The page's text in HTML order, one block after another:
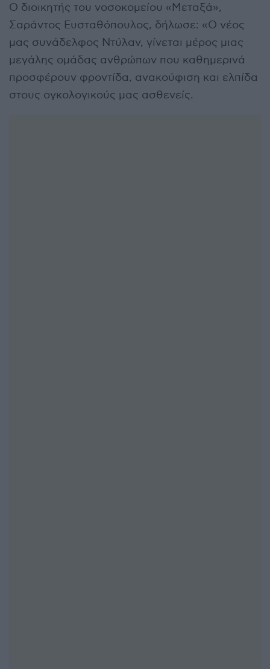
Ο διοικητής του νοσοκομείου «Μεταξά»,
Σαράντος Ευσταθόπουλος, δήλωσε: «Ο νέος
μας συνάδελφος Ντύλαν, γίνεται μέρος μιας
μεγάλης ομάδας ανθρώπων που καθημερινά
προσφέρουν φροντίδα, ανακούφιση και ελπίδα
στους ογκολογικούς μας ασθενείς.